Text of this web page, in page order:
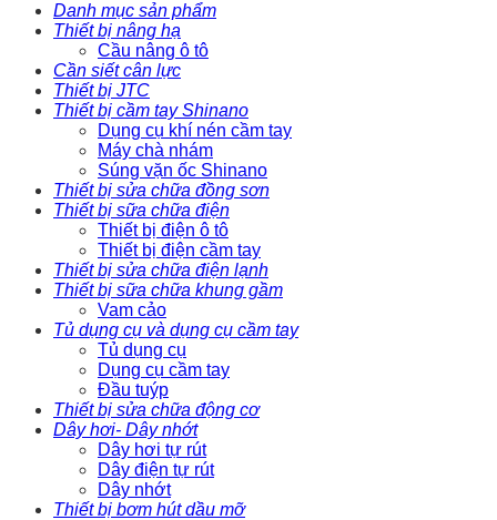
Danh mục sản phẩm
Thiết bị nâng hạ
Cầu nâng ô tô
Cần siết cân lực
Thiết bị JTC
Thiết bị cầm tay Shinano
Dụng cụ khí nén cầm tay
Máy chà nhám
Súng vặn ốc Shinano
Thiết bị sửa chữa đồng sơn
Thiết bị sữa chữa điện
Thiết bị điện ô tô
Thiết bị điện cầm tay
Thiết bị sửa chữa điện lạnh
Thiết bị sữa chữa khung gầm
Vam cảo
Tủ dụng cụ và dụng cụ cầm tay
Tủ dụng cụ
Dụng cụ cầm tay
Đầu tuýp
Thiết bị sửa chữa động cơ
Dây hơi- Dây nhớt
Dây hơi tự rút
Dây điện tự rút
Dây nhớt
Thiết bị bơm hút dầu mỡ